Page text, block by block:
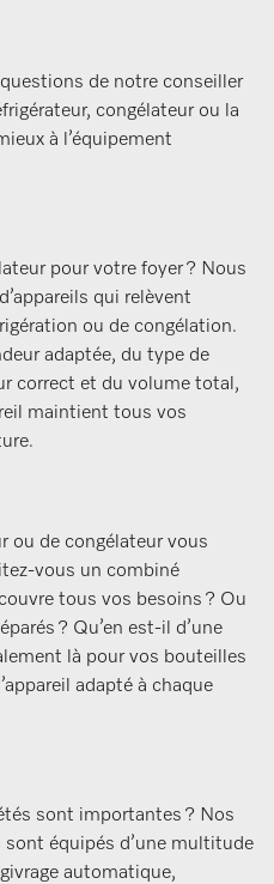
de notre conseiller
congélateur ou la
à l’équipement
pour votre foyer ? Nous
qui relèvent
ou de congélation.
adaptée, du type de
correct et du volume total,
maintient tous vos
ou de congélateur vous
vous un combiné
tous vos besoins ? Ou
? Qu’en est-il d’une
là pour vos bouteilles
adapté à chaque
sont importantes ? Nos
équipés d’une multitude
automatique,